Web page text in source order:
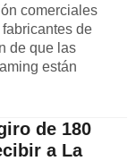
comerciales
de
de que las
están
de 180
a La